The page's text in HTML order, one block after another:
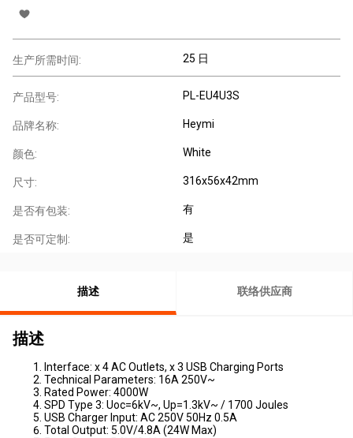
生产所需时间: 25 日
产品型号: PL-EU4U3S
品牌名称: Heymi
颜色: White
尺寸: 316x56x42mm
是否有包装: 有
是否可定制: 是
描述 联络供应商
描述
Interface: x 4 AC Outlets, x 3 USB Charging Ports
Technical Parameters: 16A 250V~
Rated Power: 4000W
SPD Type 3: Uoc=6kV~, Up=1.3kV~ / 1700 Joules
USB Charger Input: AC 250V 50Hz 0.5A
Total Output: 5.0V/4.8A (24W Max)